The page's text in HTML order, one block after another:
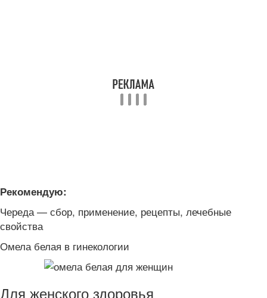
Рекомендую:
Череда — сбор, применение, рецепты, лечебные
свойства
Омела белая в гинекологии
Для женского здоровья